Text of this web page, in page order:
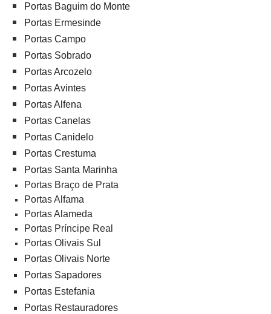
Portas Baguim do Monte
Portas Ermesinde
Portas Campo
Portas Sobrado
Portas Arcozelo
Portas Avintes
Portas Alfena
Portas Canelas
Portas Canidelo
Portas Crestuma
Portas Santa Marinha
Portas Braço de Prata
Portas Alfama
Portas Alameda
Portas Príncipe Real
Portas Olivais Sul
Portas Olivais Norte
Portas Sapadores
Portas Estefania
Portas Restauradores